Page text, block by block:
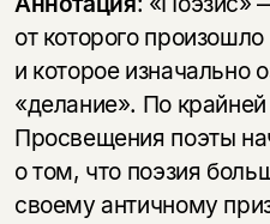
от которого
и которое изначально
«делание». По
Просвещения поэты
о том, что поэзия
своему античному